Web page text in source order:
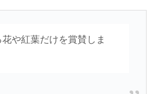
や紅葉だけを賞賛しま